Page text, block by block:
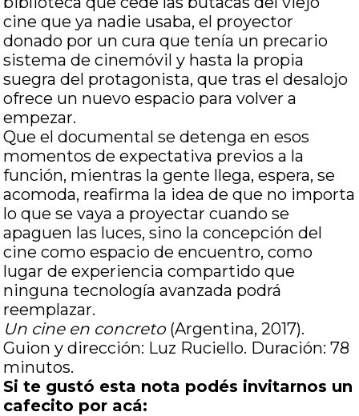
cine que ya nadie usaba, el proyector
donado por un cura que tenía un precario
sistema de cinemóvil y hasta la propia
suegra del protagonista, que tras el desalojo
ofrece un nuevo espacio para volver a
empezar.
Que el documental se detenga en esos
momentos de expectativa previos a la
función, mientras la gente llega, espera, se
acomoda, reafirma la idea de que no importa
lo que se vaya a proyectar cuando se
apaguen las luces, sino la concepción del
cine como espacio de encuentro, como
lugar de experiencia compartido que
ninguna tecnología avanzada podrá
reemplazar.
Un cine en concreto (Argentina, 2017).
Guion y dirección: Luz Ruciello. Duración: 78
minutos.
Si te gustó esta nota podés invitarnos un
cafecito por acá: